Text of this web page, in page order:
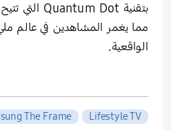
مما يغمر المشاهدين في عالم
الواقعية.
Lifestyle TV
The Frame